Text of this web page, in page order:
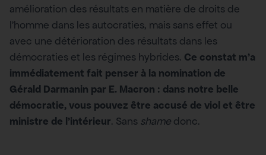
amélioration des résultats en matière de droits de
l’homme dans les autocraties, mais sans effet ou
avec une détérioration des résultats dans les
démocraties et les régimes hybrides. Ce constat m’a
immédiatement fait penser à la nomination de
Gérald Darmanin par E. Macron : dans notre belle
démocratie, vous pouvez être accusé de viol et être
ministre de l’intérieur. Sans shame donc.